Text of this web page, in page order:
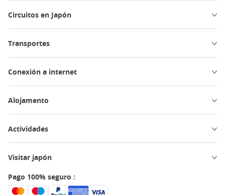
Circuitos en Japón
Transportes
Conexión a internet
Alojamento
Actividades
Visitar japón
Pago 100% seguro :